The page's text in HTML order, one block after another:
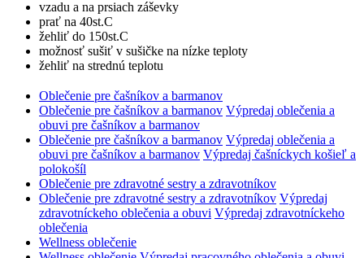
vzadu a na prsiach záševky
prať na 40st.C
žehliť do 150st.C
možnosť sušiť v sušičke na nízke teploty
žehliť na strednú teplotu
Oblečenie pre čašníkov a barmanov
Oblečenie pre čašníkov a barmanov Výpredaj oblečenia a
obuvi pre čašníkov a barmanov
Oblečenie pre čašníkov a barmanov Výpredaj oblečenia a
obuvi pre čašníkov a barmanov Výpredaj čašníckych košieľ a
polokošíl
Oblečenie pre zdravotné sestry a zdravotníkov
Oblečenie pre zdravotné sestry a zdravotníkov Výpredaj
zdravotníckeho oblečenia a obuvi Výpredaj zdravotníckeho
oblečenia
Wellness oblečenie